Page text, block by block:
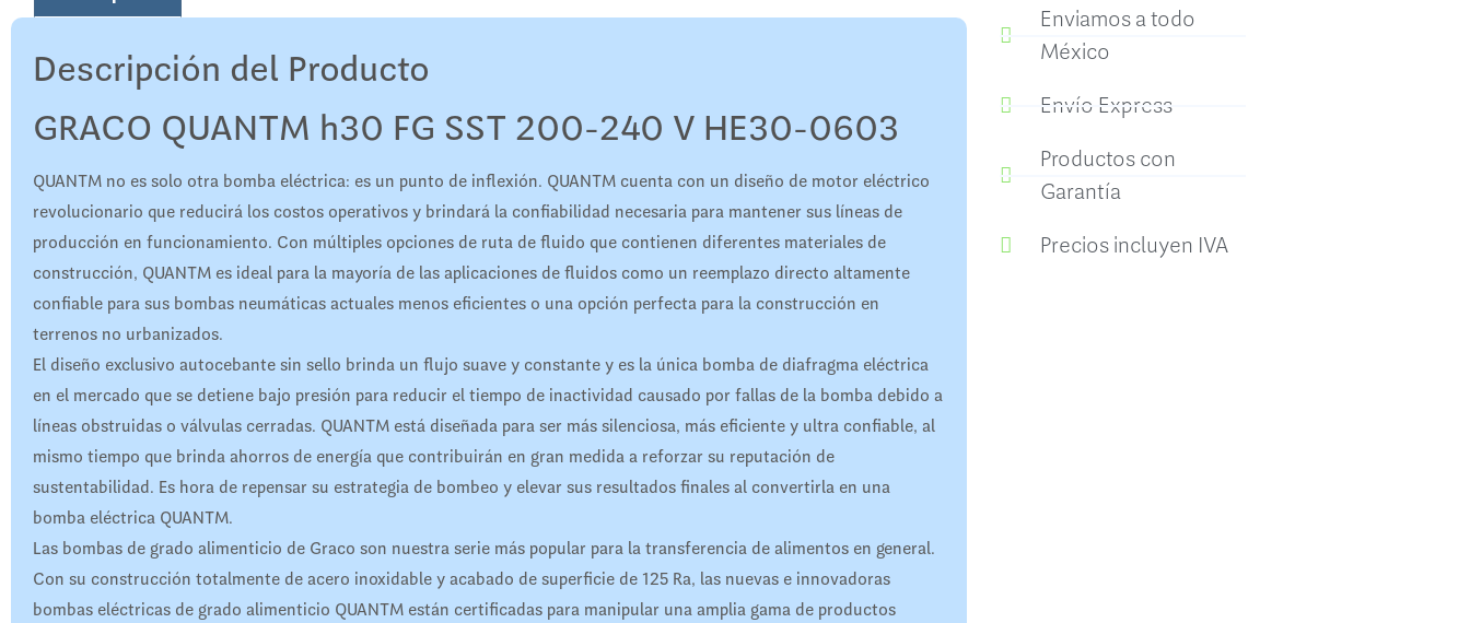
Descripción del Producto
GRACO QUANTM h30 FG SST 200-240 V HE30-0603
QUANTM no es solo otra bomba eléctrica: es un punto de inflexión. QUANTM cuenta con un diseño de motor eléctrico
revolucionario que reducirá los costos operativos y brindará la confiabilidad necesaria para mantener sus líneas de
producción en funcionamiento. Con múltiples opciones de ruta de fluido que contienen diferentes materiales de
construcción, QUANTM es ideal para la mayoría de las aplicaciones de fluidos como un reemplazo directo altamente
confiable para sus bombas neumáticas actuales menos eficientes o una opción perfecta para la construcción en
terrenos no urbanizados.
El diseño exclusivo autocebante sin sello brinda un flujo suave y constante y es la única bomba de diafragma eléctrica
en el mercado que se detiene bajo presión para reducir el tiempo de inactividad causado por fallas de la bomba debido a
líneas obstruidas o válvulas cerradas. QUANTM está diseñada para ser más silenciosa, más eficiente y ultra confiable, al
mismo tiempo que brinda ahorros de energía que contribuirán en gran medida a reforzar su reputación de
sustentabilidad. Es hora de repensar su estrategia de bombeo y elevar sus resultados finales al convertirla en una
bomba eléctrica QUANTM.
Las bombas de grado alimenticio de Graco son nuestra serie más popular para la transferencia de alimentos en general.
Con su construcción totalmente de acero inoxidable y acabado de superficie de 125 Ra, las nuevas e innovadoras
bombas eléctricas de grado alimenticio QUANTM están certificadas para manipular una amplia gama de productos
Enviamos a todo
México
Envío Express
Productos con
Garantía
Precios incluyen IVA